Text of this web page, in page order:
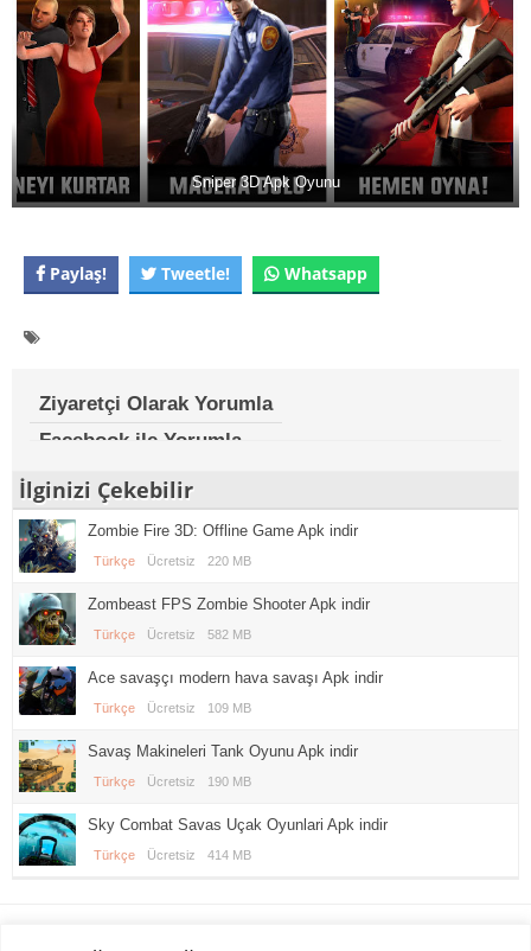
Sniper 3D Apk Oyunu
Paylaş! Tweetle! Whatsapp
Ziyaretçi Olarak Yorumla
Facebook ile Yorumla
İlginizi Çekebilir
Zombie Fire 3D: Offline Game Apk indir
Türkçe Ücretsiz 220 MB
Zombeast FPS Zombie Shooter Apk indir
Türkçe Ücretsiz 582 MB
Ace savaşçı modern hava savaşı Apk indir
Türkçe Ücretsiz 109 MB
Savaş Makineleri Tank Oyunu Apk indir
Türkçe Ücretsiz 190 MB
Sky Combat Savas Uçak Oyunlari Apk indir
Türkçe Ücretsiz 414 MB